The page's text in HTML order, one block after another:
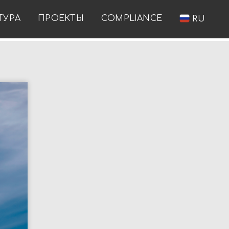
ПРОЕКТЫ COMPLIANCE RU